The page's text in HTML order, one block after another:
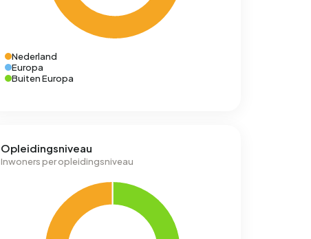
Nederland
Europa
Buiten Europa
Opleidingsniveau
Inwoners per opleidingsniveau